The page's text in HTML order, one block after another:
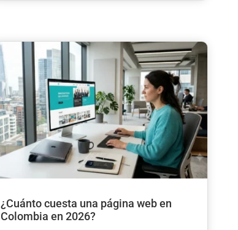
¿Cuánto cuesta una página web en
Colombia en 2026?